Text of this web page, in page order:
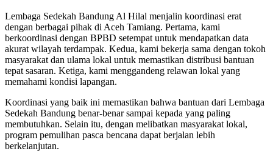
Lembaga Sedekah Bandung Al Hilal menjalin koordinasi erat
dengan berbagai pihak di Aceh Tamiang. Pertama, kami
berkoordinasi dengan BPBD setempat untuk mendapatkan data
akurat wilayah terdampak. Kedua, kami bekerja sama dengan tokoh
masyarakat dan ulama lokal untuk memastikan distribusi bantuan
tepat sasaran. Ketiga, kami menggandeng relawan lokal yang
memahami kondisi lapangan.
Koordinasi yang baik ini memastikan bahwa bantuan dari Lembaga
Sedekah Bandung benar-benar sampai kepada yang paling
membutuhkan. Selain itu, dengan melibatkan masyarakat lokal,
program pemulihan pasca bencana dapat berjalan lebih
berkelanjutan.